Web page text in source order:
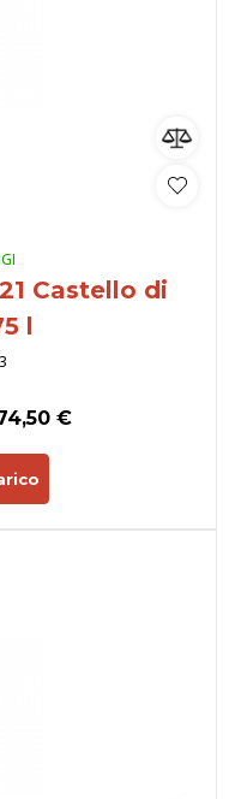
Castello di
l
€